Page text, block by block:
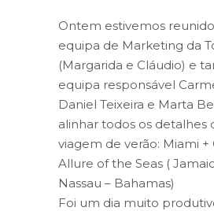
Ontem estivemos
equipa de Marketing da
(Margarida e Cláudio) e
equipa responsável
Daniel Teixeira e Marta
alinhar todos os detalhes
viagem de verão: Miami +
Allure of the Seas (
Nassau – Bahamas)
Foi um dia muito